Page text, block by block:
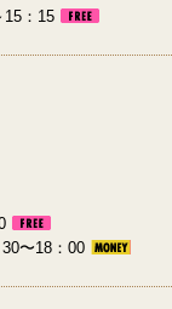
15：15
〜18：00